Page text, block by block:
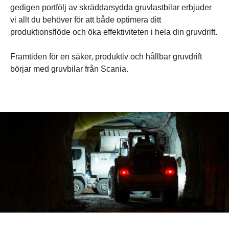
gedigen portfölj av skräddarsydda gruvlastbilar erbjuder
vi allt du behöver för att både optimera ditt
produktionsflöde och öka effektiviteten i hela din gruvdrift.
Framtiden för en säker, produktiv och hållbar gruvdrift
börjar med gruvbilar från Scania.